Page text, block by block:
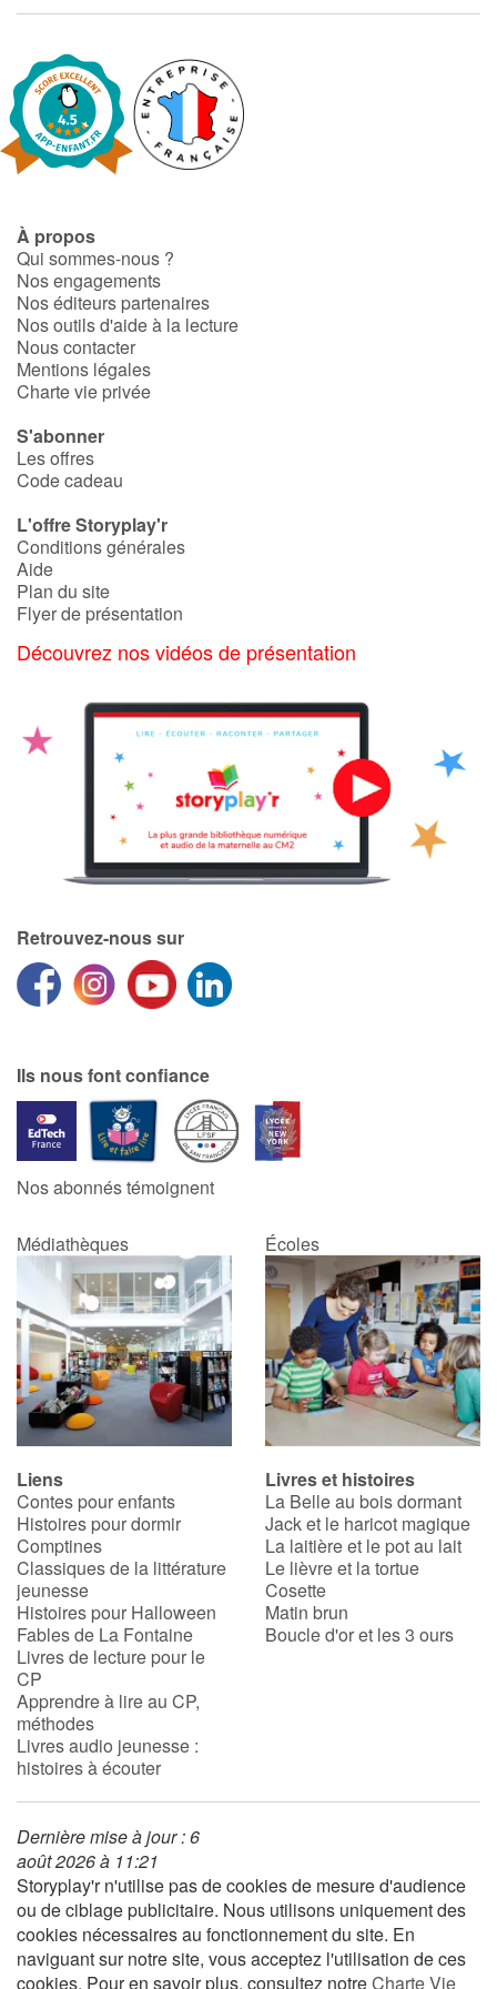
Fable, mythe, littérature et poésie
Princesses et princes, rois, reines et dragons
Ogres, monstres et sorcières
Héroïnes et héros
Écologie, nature, saisons
Les animaux
Voyage, épopée, enquête, aventure
Autour du monde
Apprentissage
Documentaires
En famille
Quotidien et loisirs
À l'école
Fêtes et évènements
Amour et amitié
Sujets de société
Émotions et sentiments
Formats et illustrations
Contraste +
Aide
Accueil
Famille
Écoles
Médiathèques
Vidéos & Tutoriaux
Blog
Actualités
Par thématique
Rencontres et témoignages
Contes d'ici et d'ailleurs
Autour de la lecture
Apprendre à lire
Livre audio
À propos
Qui sommes-nous ?
Nos engagements
Nos éditeurs partenaires
Nos outils d'aide à la lecture
Nous contacter
Mentions légales
Charte vie privée
S'abonner
Les offres
Code cadeau
L'offre Storyplay'r
Conditions générales
Aide
Plan du site
Flyer de présentation
Découvrez nos vidéos de présentation
Retrouvez-nous sur
Ils nous font confiance
Nos abonnés témoignent
Médiathèques Écoles
Liens
Contes pour enfants
Histoires pour dormir
Comptines
Classiques de la littérature
jeunesse
Histoires pour Halloween
Fables de La Fontaine
Livres de lecture pour le
CP
Apprendre à lire au CP,
méthodes
Livres audio jeunesse :
histoires à écouter
Livres et histoires
La Belle au bois dormant
Jack et le haricot magique
La laitière et le pot au lait
Le lièvre et la tortue
Cosette
Matin brun
Boucle d'or et les 3 ours
Dernière mise à jour : 6
août 2026 à 11:21
Storyplay'r n'utilise pas de cookies de mesure d'audience
ou de ciblage publicitaire. Nous utilisons uniquement des
cookies nécessaires au fonctionnement du site. En
naviguant sur notre site, vous acceptez l'utilisation de ces
cookies. Pour en savoir plus, consultez notreCharte Vie